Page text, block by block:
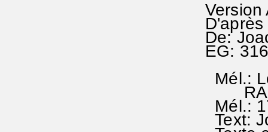
Version
De:
EG:
Mél.:
RA
Mél.:
Text: